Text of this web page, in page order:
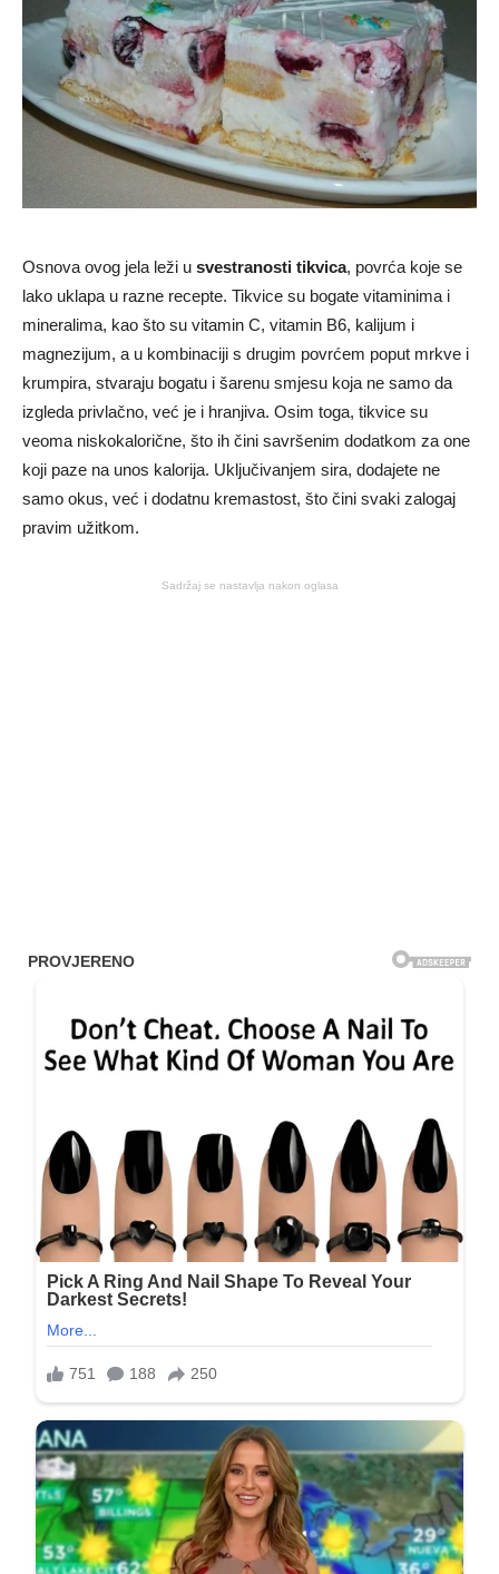
Osnova ovog jela leži u svestranosti tikvica, povrća koje se
lako uklapa u razne recepte. Tikvice su bogate vitaminima i
mineralima, kao što su vitamin C, vitamin B6, kalijum i
magnezijum, a u kombinaciji s drugim povrćem poput mrkve i
krumpira, stvaraju bogatu i šarenu smjesu koja ne samo da
izgleda privlačno, već je i hranjiva. Osim toga, tikvice su
veoma niskokalorične, što ih čini savršenim dodatkom za one
koji paze na unos kalorija. Uključivanjem sira, dodajete ne
samo okus, već i dodatnu kremastost, što čini svaki zalogaj
pravim užitkom.
Sadržaj se nastavlja nakon oglasa